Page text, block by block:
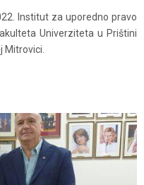
Institut za uporedno pravo
Univerziteta u Prištini
Mitrovici.